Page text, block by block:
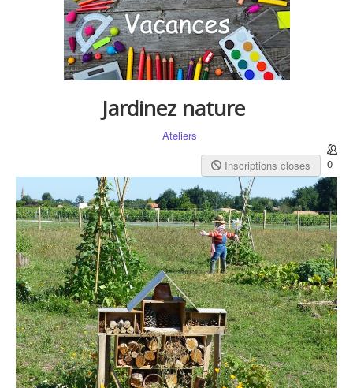
Bienvenue dans Mon Jardin au Naturel (BMJN)
Jardinez nature
Ateliers
Inscriptions closes
0